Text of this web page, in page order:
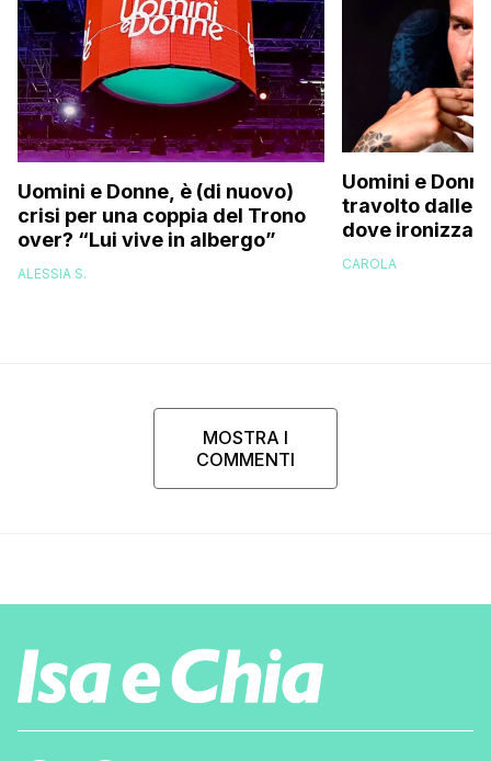
Uomini e Donne, è (di nuovo)
crisi per una coppia del Trono
over? “Lui vive in albergo”
ALESSIA S.
Uomini e
travolto dalle
dove ironizza
perizoma su
CAROLA
MOSTRA I
COMMENTI